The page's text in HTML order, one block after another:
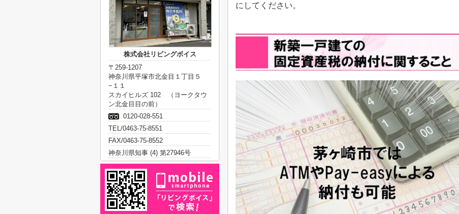
にしてください。
株式会社リビングボイス
〒259-1207
神奈川県平塚市北金目１丁目５
−１１
スカイヒルズ 102 （ヨークタウ
ン北金目目の前）
0120-028-551
TEL/0463-75-8551
FAX/0463-75-8552
神奈川県知事 (4) 第27946号